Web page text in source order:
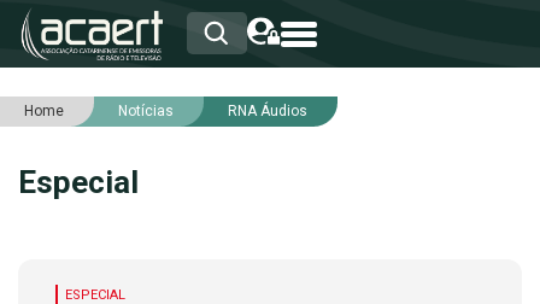
HOME
ASSOCIADOS
RCA
SERVIÇOS
Home Notícias RNA Áudios
Especial
ESPECIAL